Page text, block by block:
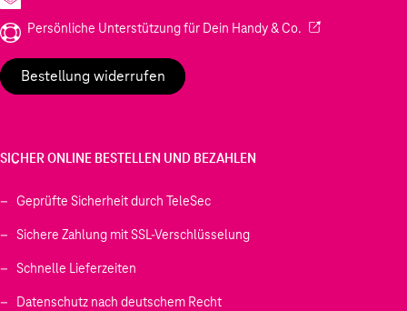
Persönliche Unterstützung für Dein Handy & Co. (Wird in einem
Bestellung widerrufen
SICHER ONLINE BESTELLEN UND BEZAHLEN
Geprüfte Sicherheit durch TeleSec
Sichere Zahlung mit SSL-Verschlüsselung
Schnelle Lieferzeiten
Datenschutz nach deutschem Recht